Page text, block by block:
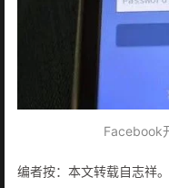
Facebook
编者按：本文转载自志祥。